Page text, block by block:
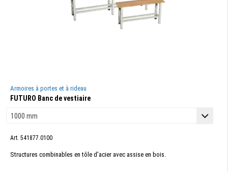
Armoires à portes et à rideau
FUTURO Banc de vestiaire
Art. 541877.0100
Structures combinables en tôle d'acier avec assise en bois.